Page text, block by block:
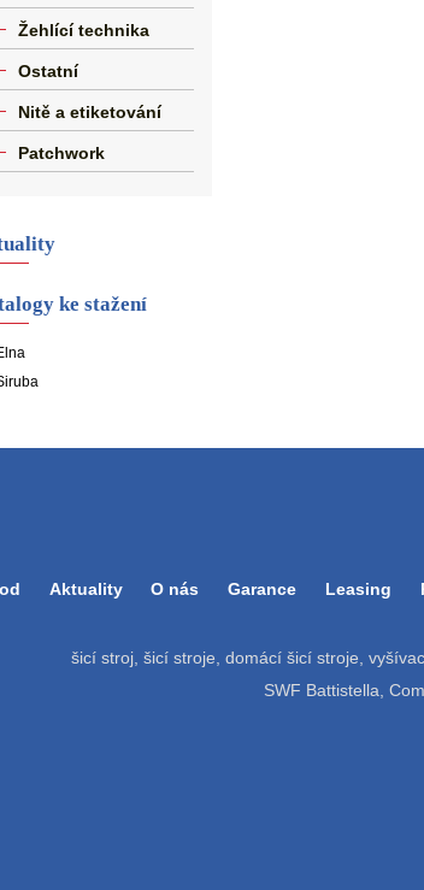
Žehlící technika
Ostatní
Nitě a etiketování
Patchwork
ke stažení
Aktuality O nás Garance Leasing
šicí stroj, šicí stroje, domácí šicí stroje,
SWF Battistella,